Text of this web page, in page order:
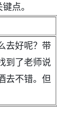
点。
去好呢？带
到了老师说
去不错。但